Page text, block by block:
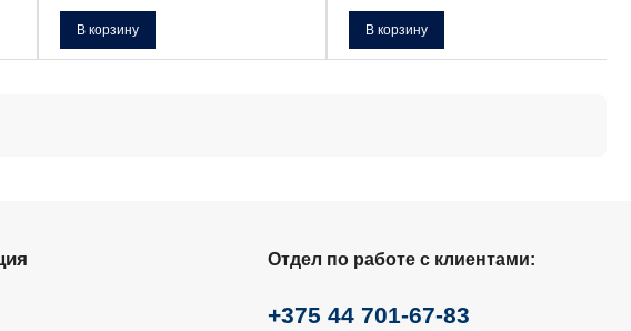
В корзину В корзину
Отдел по работе с клиентами:
+375 44 701-67-83